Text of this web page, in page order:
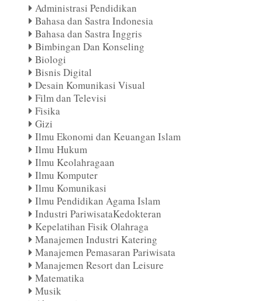
Administrasi Pendidikan
Bahasa dan Sastra Indonesia
Bahasa dan Sastra Inggris
Bimbingan Dan Konseling
Biologi
Bisnis Digital
Desain Komunikasi Visual
Film dan Televisi
Fisika
Gizi
Ilmu Ekonomi dan Keuangan Islam
Ilmu Hukum
Ilmu Keolahragaan
Ilmu Komputer
Ilmu Komunikasi
Ilmu Pendidikan Agama Islam
Industri PariwisataKedokteran
Kepelatihan Fisik Olahraga
Manajemen Industri Katering
Manajemen Pemasaran Pariwisata
Manajemen Resort dan Leisure
Matematika
Musik